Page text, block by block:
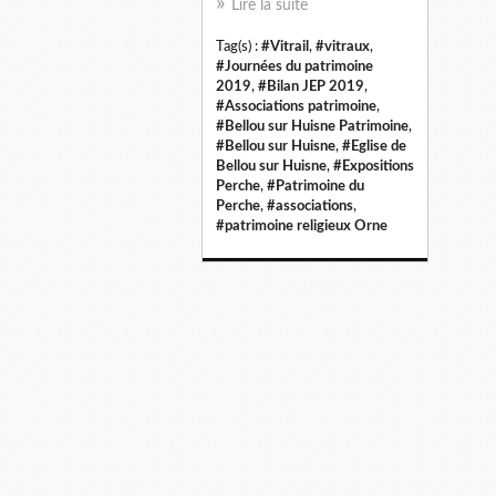
Lire la suite
Tag(s) : #Vitrail , #vitraux,
#Journées du patrimoine
2019, #Bilan JEP 2019,
#Associations patrimoine,
#Bellou sur Huisne Patrimoine,
#Bellou sur Huisne, #Eglise de
Bellou sur Huisne, #Expositions
Perche, #Patrimoine du
Perche, #associations,
#patrimoine religieux Orne